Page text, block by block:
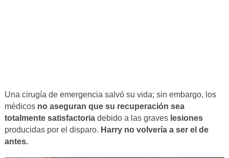
Una cirugía de emergencia salvó su vida; sin embargo, los
médicos no aseguran que su recuperación sea
totalmente satisfactoriadebido a las graves lesiones
producidas por el disparo. Harry no volvería a ser el de
antes.